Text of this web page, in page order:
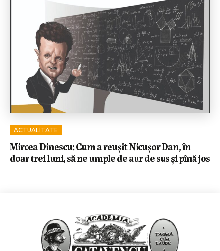
ACTUALITATE
Mircea Dinescu: Cum a reușit Nicușor Dan, în
doar trei luni, să ne umple de aur de sus și pînă jos